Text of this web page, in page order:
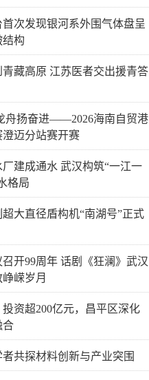
次发现银河系外围气体盘呈
结构
青藏高原 江苏医者交出援青答
舟扬奋进——2026海南自贸港
澄迈分站赛开赛
建成通水 武汉构筑“一江一
格局
大直径盾构机“南湖号”正式
开99周年 话剧《狂澜》武汉
嵘岁月
资超200亿元，昌平区深化
合
共探材料创新与产业突围